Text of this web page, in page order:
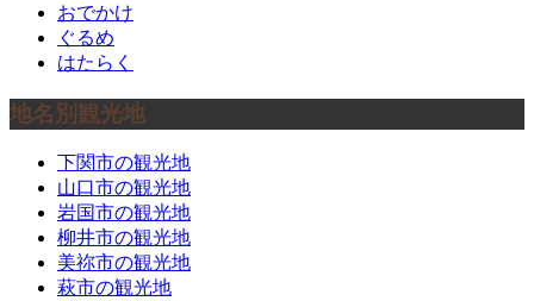
おでかけ
ぐるめ
はたらく
地名別観光地
下関市の観光地
山口市の観光地
岩国市の観光地
柳井市の観光地
美祢市の観光地
萩市の観光地